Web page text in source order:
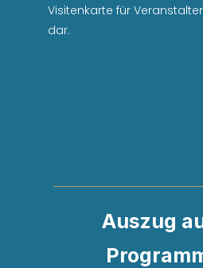
Visitenkarte für
dar.
Auszug